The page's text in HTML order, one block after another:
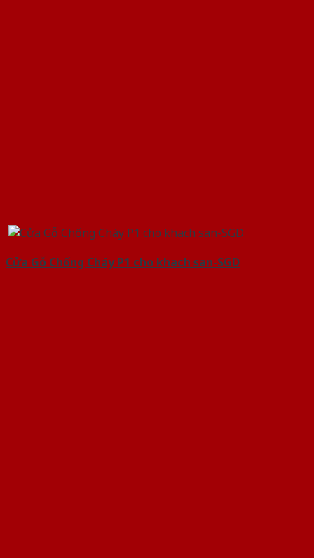
Cửa Gỗ Chống Cháy P1 cho khach san-SGD